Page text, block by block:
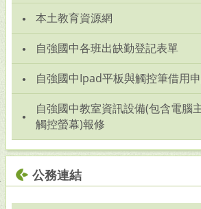
本土教育資源網
自強國中各班出缺勤登記表單
自強國中Ipad平板與觸控筆借用
自強國中教室資訊設備(包含電腦
觸控螢幕)報修
公務連結